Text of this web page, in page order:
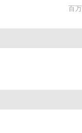
百